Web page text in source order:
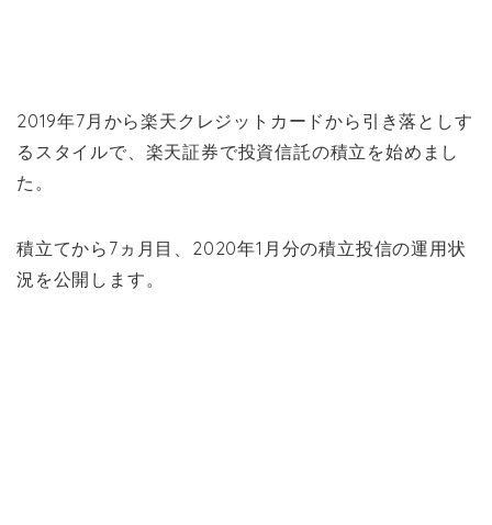
2019年7月から楽天クレジットカードから引き落としす
るスタイルで、楽天証券で投資信託の積立を始めまし
た。
積立てから7ヵ月目、2020年1月分の積立投信の運用状
況を公開します。